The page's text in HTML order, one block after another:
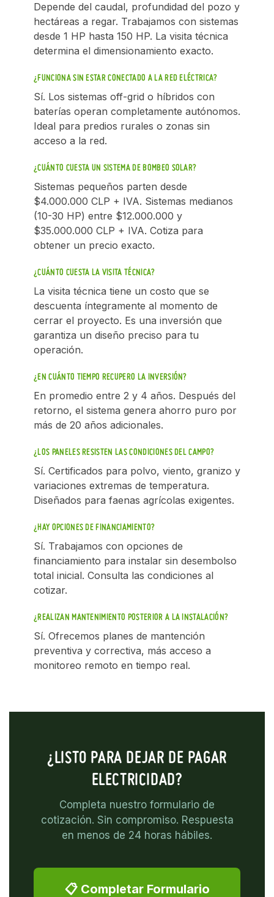
Depende del caudal, profundidad del pozo y
hectáreas a regar. Trabajamos con sistemas
desde 1 HP hasta 150 HP. La visita técnica
determina el dimensionamiento exacto.
¿FUNCIONA SIN ESTAR CONECTADO A LA RED ELÉCTRICA?
Sí. Los sistemas off-grid o híbridos con
baterías operan completamente autónomos.
Ideal para predios rurales o zonas sin
acceso a la red.
¿CUÁNTO CUESTA UN SISTEMA DE BOMBEO SOLAR?
Sistemas pequeños parten desde
$4.000.000 CLP + IVA. Sistemas medianos
(10-30 HP) entre $12.000.000 y
$35.000.000 CLP + IVA. Cotiza para
obtener un precio exacto.
¿CUÁNTO CUESTA LA VISITA TÉCNICA?
La visita técnica tiene un costo que se
descuenta íntegramente al momento de
cerrar el proyecto. Es una inversión que
garantiza un diseño preciso para tu
operación.
¿EN CUÁNTO TIEMPO RECUPERO LA INVERSIÓN?
En promedio entre 2 y 4 años. Después del
retorno, el sistema genera ahorro puro por
más de 20 años adicionales.
¿LOS PANELES RESISTEN LAS CONDICIONES DEL CAMPO?
Sí. Certificados para polvo, viento, granizo y
variaciones extremas de temperatura.
Diseñados para faenas agrícolas exigentes.
¿HAY OPCIONES DE FINANCIAMIENTO?
Sí. Trabajamos con opciones de
financiamiento para instalar sin desembolso
total inicial. Consulta las condiciones al
cotizar.
¿REALIZAN MANTENIMIENTO POSTERIOR A LA INSTALACIÓN?
Sí. Ofrecemos planes de mantención
preventiva y correctiva, más acceso a
monitoreo remoto en tiempo real.
¿LISTO PARA DEJAR DE PAGAR
ELECTRICIDAD?
Completa nuestro formulario de
cotización. Sin compromiso. Respuesta
en menos de 24 horas hábiles.
📋 Completar Formulario